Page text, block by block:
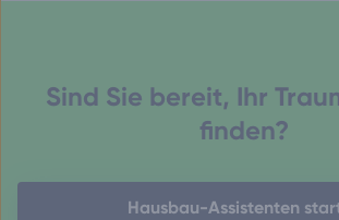
Sind Sie bereit, Ihr
finden?
Hausbau-Assistenten